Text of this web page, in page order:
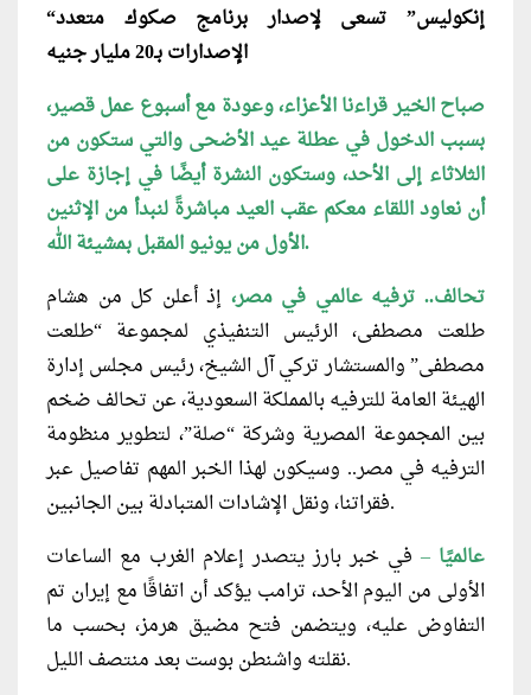
“إنكوليس” تسعى لإصدار برنامج صكوك متعدد
الإصدارات بـ20 مليار جنيه
صباح الخير قراءنا الأعزاء، وعودة مع أسبوع عمل قصير،
بسبب الدخول في عطلة عيد الأضحى والتي ستكون من
الثلاثاء إلى الأحد، وستكون النشرة أيضًا في إجازة على
أن نعاود اللقاء معكم عقب العيد مباشرةً لنبدأ من الإثنين
الأول من يونيو المقبل بمشيئة الله.
تحالف.. ترفيه عالمي في مصر، إذ أعلن كل من هشام
طلعت مصطفى، الرئيس التنفيذي لمجموعة “طلعت
مصطفى” والمستشار تركي آل الشيخ، رئيس مجلس إدارة
الهيئة العامة للترفيه بالمملكة السعودية، عن تحالف ضخم
بين المجموعة المصرية وشركة “صلة”، لتطوير منظومة
الترفيه في مصر.. وسيكون لهذا الخبر المهم تفاصيل عبر
فقراتنا، ونقل الإشادات المتبادلة بين الجانبين.
عالميًا – في خبر بارز يتصدر إعلام الغرب مع الساعات
الأولى من اليوم الأحد، ترامب يؤكد أن اتفاقًا مع إيران تم
التفاوض عليه، ويتضمن فتح مضيق هرمز، بحسب ما
نقلته واشنطن بوست بعد منتصف الليل.